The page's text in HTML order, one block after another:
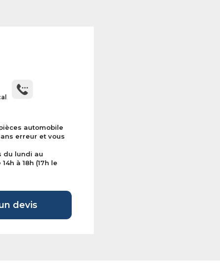
automobile
erreur et vous
du lundi au
à 18h (17h le
devis